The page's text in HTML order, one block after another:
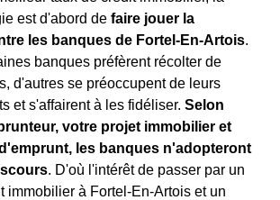
est d'abord de faire jouer la
les banques de Fortel-En-Artois.
banques préfèrent récolter de
d'autres se préoccupent de leurs
et s'affairent à les fidéliser. Selon
votre projet immobilier et
les banques n'adopteront
. D'où l'intérêt de passer par un
immobilier à Fortel-En-Artois et un